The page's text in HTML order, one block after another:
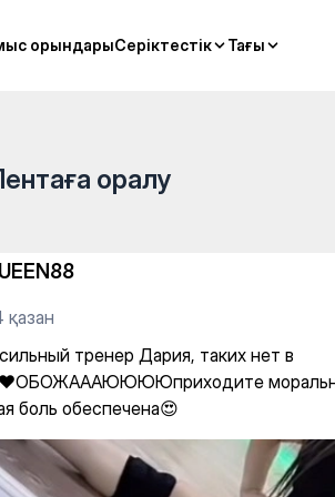
орындарыСеріктестік Тағы
орындарыСеріктестік Тағы
— Stretching
оралу
қазан
тренер Дария, таких нет в
боль обеспечена😍